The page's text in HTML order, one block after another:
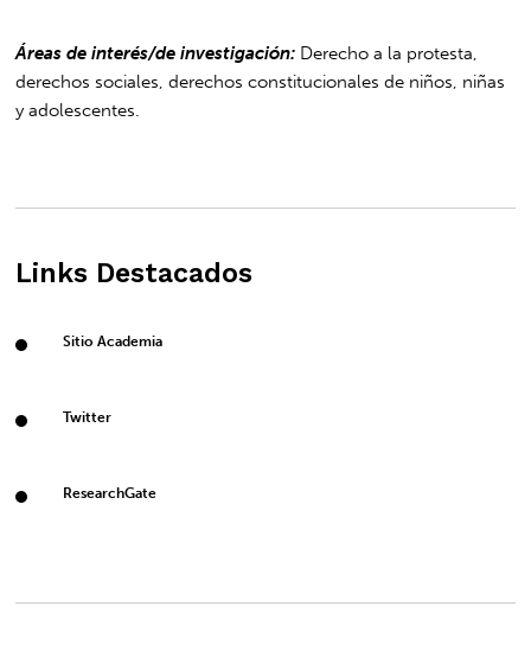
Áreas de interés/de investigación: Derecho a la protesta,
derechos sociales, derechos constitucionales de niños, niñas
y adolescentes.
Links Destacados
Sitio Academia
Twitter
ResearchGate